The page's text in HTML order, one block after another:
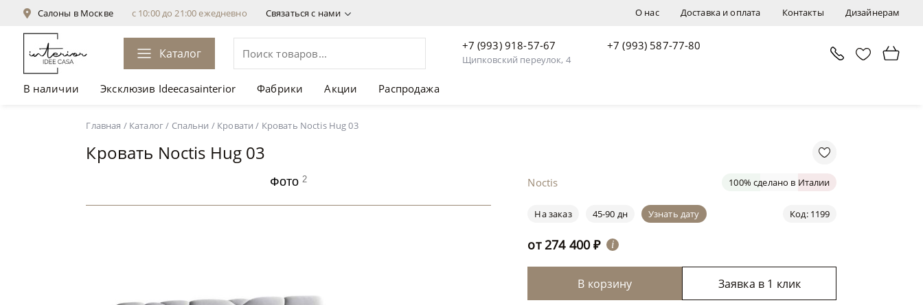
О нас Доставка и оплата Контакты Дизайнерам
Салоны в Москве с 10:00 до 21:00 ежедневно Связаться с нами
Каталог
+7 (993) 918-57-67
Щипковский переулок, 4
+7 (993) 587-77-80
В наличии Эксклюзив Ideecasainterior Фабрики Акции Распродажа
Главная / Каталог/ Спальни / Кровати / Кровать Noctis Hug 03
Кровать Noctis Hug 03
Фото2 Noctis 100% сделано в Италии
Код: 1199
На заказ 45-90 дн Узнать дату
от274 400 ₽ i
В корзину Заявка в 1 клик